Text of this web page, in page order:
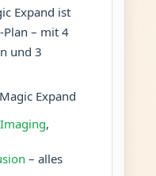
Expand ist
– mit 4
und 3
Expand
,
– alles